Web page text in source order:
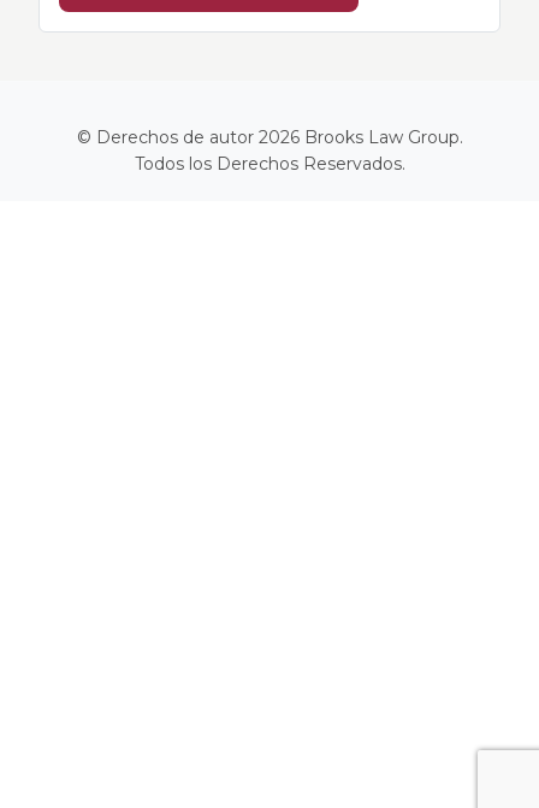
© Derechos de autor 2026 Brooks Law Group.
Todos los Derechos Reservados.